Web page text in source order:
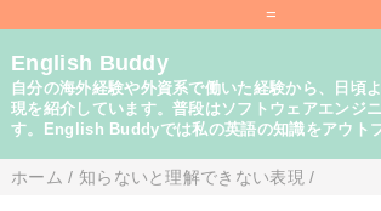
=
English Buddy
自分の海外経験や外資系で働いた経験から、日頃
現を紹介しています。普段はソフトウェアエンジ
す。English Buddyでは私の英語の知識をアウト
ホーム / 知らないと理解できない表現 /